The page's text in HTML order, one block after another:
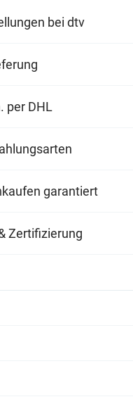
bei dtv
per DHL
garantiert
Zertifizierung